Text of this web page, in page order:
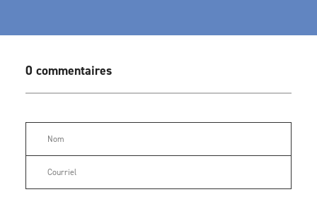
0 commentaires